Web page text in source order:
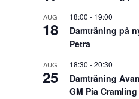
AUG
18
18:00 - 19:00
Damträning på
Petra
AUG
25
18:30 -20:30
Damträning
GM Pia Cramling